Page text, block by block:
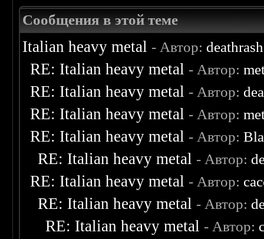
Сообщения в этой теме
Italian heavy metal - Автор:
RE: Italian heavy metal - Автор:
RE: Italian heavy metal - Автор:
RE: Italian heavy metal - Автор:
RE: Italian heavy metal - Автор:
RE: Italian heavy metal - Автор:
RE: Italian heavy metal - Автор:
RE: Italian heavy metal - Автор:
RE: Italian heavy metal - Автор: